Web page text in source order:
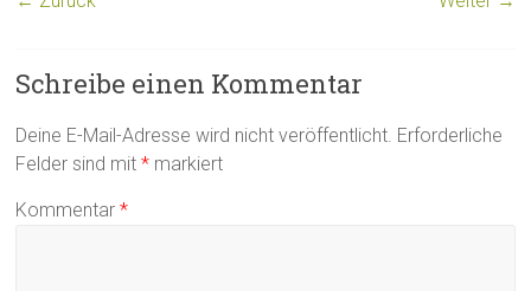
Schreibe einen Kommentar
Deine E-Mail-Adresse wird nicht veröffentlicht. Erforderliche
Felder sind mit* markiert
Kommentar*